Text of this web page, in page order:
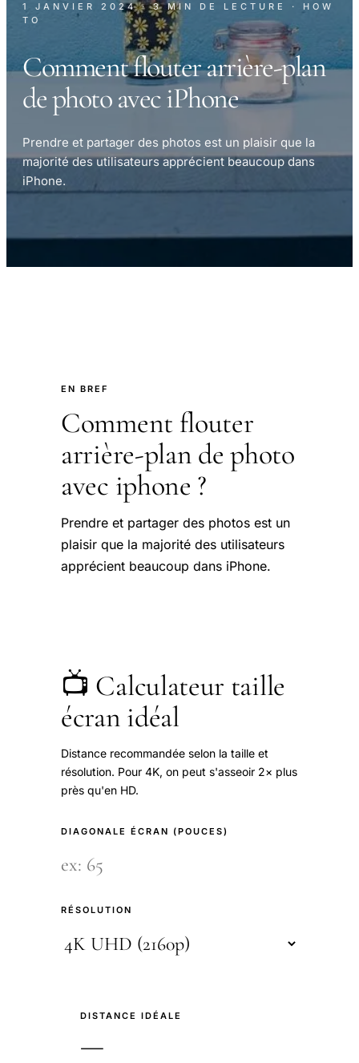
1 JANVIER 2024 · 3 MIN DE LECTURE
· HOW
TO
Comment flouter arrière-plan
de photo avec iPhone
Prendre et partager des photos est un plaisir que la
majorité des utilisateurs apprécient beaucoup dans
iPhone.
EN BREF
Comment flouter
arrière-plan de photo
avec iphone ?
Prendre et partager des photos est un
plaisir que la majorité des utilisateurs
apprécient beaucoup dans iPhone.
📺 Calculateur taille
écran idéal
Distance recommandée selon la taille et
résolution. Pour 4K, on peut s'asseoir 2× plus
près qu'en HD.
DIAGONALE ÉCRAN (POUCES)
RÉSOLUTION
DISTANCE IDÉALE
—